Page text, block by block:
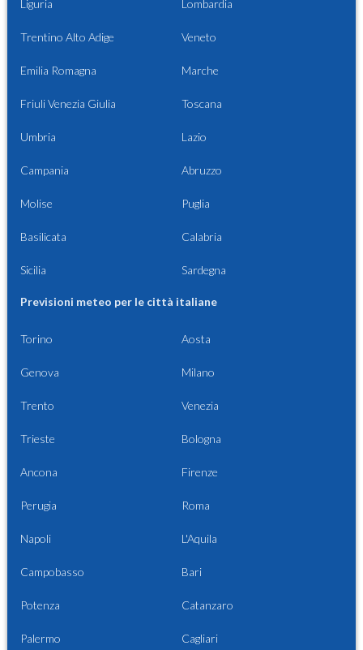
Liguria Lombardia
Trentino Alto Adige Veneto
Emilia Romagna Marche
Friuli Venezia Giulia Toscana
Umbria Lazio
Campania Abruzzo
Molise Puglia
Basilicata Calabria
Sicilia Sardegna
Previsioni meteo per le città italiane
Torino Aosta
Genova Milano
Trento Venezia
Trieste Bologna
Ancona Firenze
Perugia Roma
Napoli L'Aquila
Campobasso Bari
Potenza Catanzaro
Palermo Cagliari